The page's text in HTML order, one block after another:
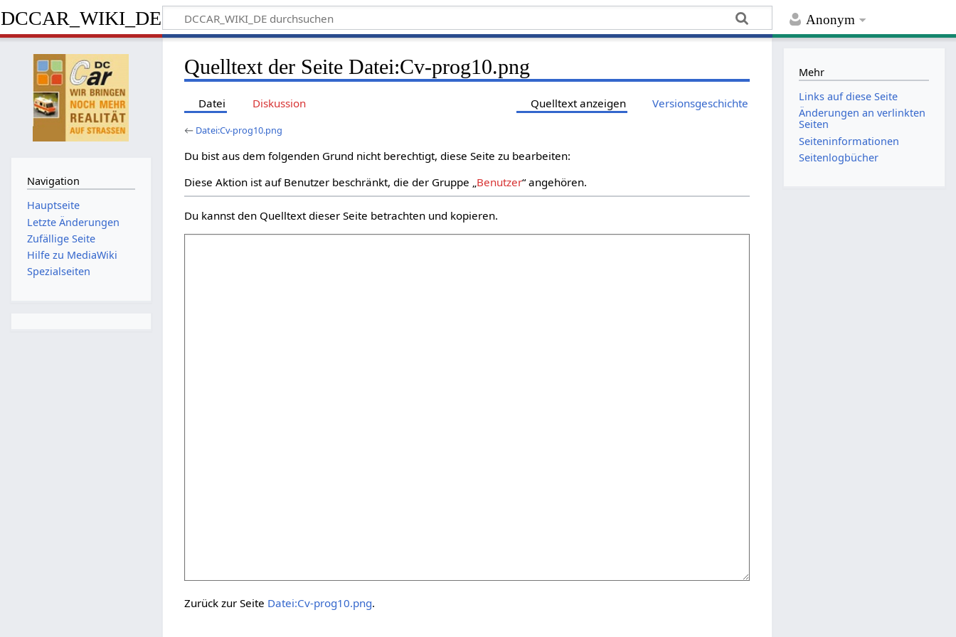
Anonym
DCCAR_WIKI_DE
Quelltext der Seite Datei:Cv-prog10.png
Datei Diskussion Quelltext anzeigen Versionsgeschichte
← Datei:Cv-prog10.png
Du bist aus dem folgenden Grund nicht berechtigt, diese Seite zu bearbeiten:
Diese Aktion ist auf Benutzer beschränkt, die der Gruppe „Benutzer“ angehören.
Du kannst den Quelltext dieser Seite betrachten und kopieren.
Zurück zur Seite Datei:Cv-prog10.png.
Navigation
Hauptseite
Letzte Änderungen
Zufällige Seite
Hilfe zu MediaWiki
Spezialseiten
Mehr
Links auf diese Seite
Änderungen an verlinkten
Seiten
Seiten­­informationen
Seitenlogbücher